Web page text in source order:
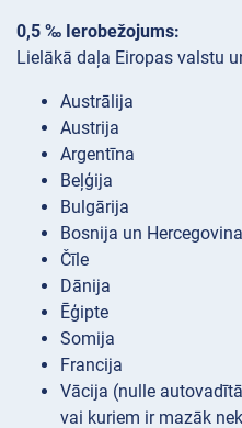
0,5 ‰ Ierobežojums:
Lielākā daļa Eiropas valstu
Austrālija
Austrija
Argentīna
Beļģija
Bulgārija
Bosnija un Hercegovina
Čīle
Dānija
Ēģipte
Somija
Francija
Vācija (nulle
vai kuriem ir mazāk